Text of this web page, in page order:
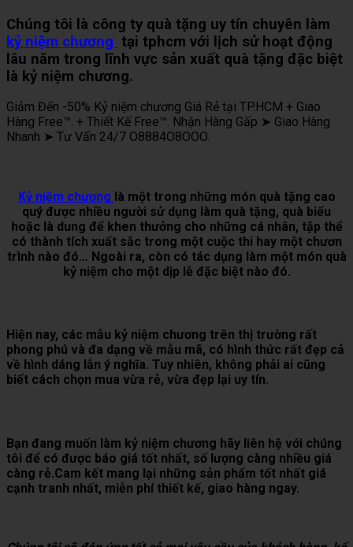
Chúng tôi là công ty quà tặng uy tín chuyên làm
kỷ niệm chương tại tphcm với lịch sử hoạt động
lâu năm trong lĩnh vực sản xuất quà tặng đặc biệt
là kỷ niệm chương.
Giảm Đến -50% Kỷ niệm chương Giá Rẻ tại TP.HCM + Giao
Hàng Free™. + Thiết Kế Free™. Nhận Hàng Gấp ➤ Giao Hàng
Nhanh ➤ Tư Vấn 24/7 O8884O8OOO.
Kỷ niệm chương là một trong những món quà tặng cao
quý được nhiều người sử dụng làm quà tặng, quà biếu
hoặc là dung để khen thưởng cho những cá nhân, tập thể
có thành tích xuất sắc trong một cuộc thi hay một chươn
trình nào đó… Ngoài ra, còn có tác dụng làm một món quà
kỷ niệm cho một dịp lễ đặc biệt nào đó.
Hiện nay, các mẫu kỷ niệm chương trên thị trường rất
phong phú và đa dạng về mẫu mã, có hình thức rất đẹp cả
về hình dáng lẫn ý nghĩa. Tuy nhiên, không phải ai cũng
biết cách chọn mua vừa rẻ, vừa đẹp lại uy tín.
Bạn đang muốn làm kỷ niệm chương hãy liên hệ với chúng
tôi để có được báo giá tốt nhất, số lượng càng nhiều giá
càng rẻ.Cam kết mang lại những sản phẩm tốt nhất giá
cạnh tranh nhất, miễn phí thiết kế, giao hàng ngay.